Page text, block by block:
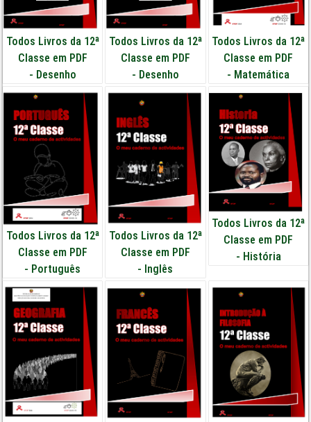
Todos Livros da 12ª
Classe em PDF
- Desenho
Todos Livros da 12ª
Classe em PDF
- Desenho
Todos Livros da 12ª
Classe em PDF
- Matemática
Todos Livros da 12ª
Classe em PDF
- Português
Todos Livros da 12ª
Classe em PDF
- Inglês
Todos Livros da 12ª
Classe em PDF
- História